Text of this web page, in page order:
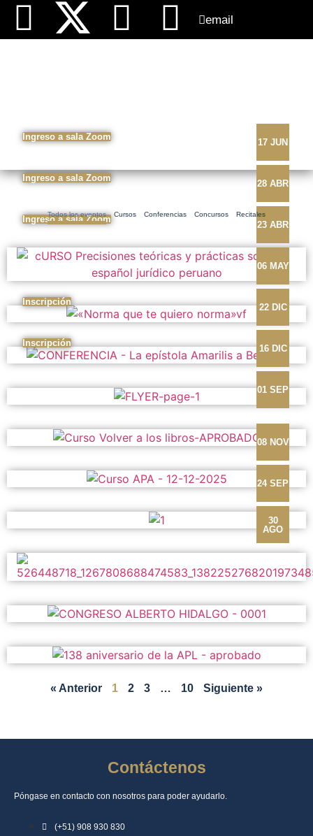
email
Todos los eventos Cursos Conferencias Concursos Recitales
Ingreso a sala Zoom
17 JUN
Ingreso a sala Zoom
28 ABR
Ingreso a sala Zoom
23 ABR
06 MAY
Inscripción
22 DIC
Inscripción
16 DIC
01 SEP
08 NOV
24 SEP
30
AGO
« Anterior 1 2 3 … 10 Siguiente »
Contáctenos
Póngase en contacto con nosotros para poder ayudarlo.
(+51) 908 930 830